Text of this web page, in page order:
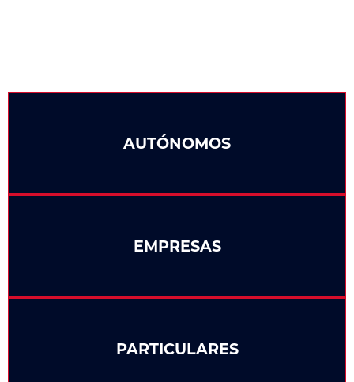
PARTICULARES
AUTÓNOMOS
EMPRESAS